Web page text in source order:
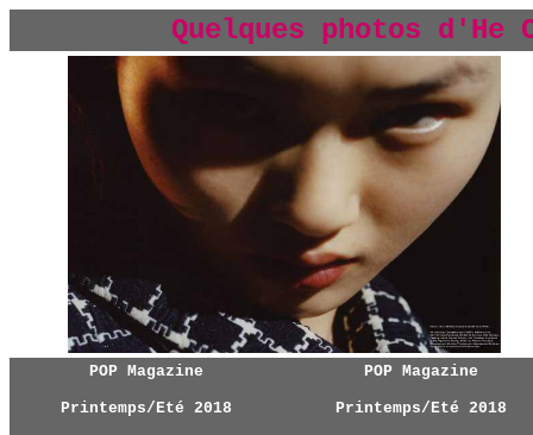
Quelques photos d'He
POP Magazine
Printemps/Eté 2018
POP Magazine
Printemps/Eté 2018